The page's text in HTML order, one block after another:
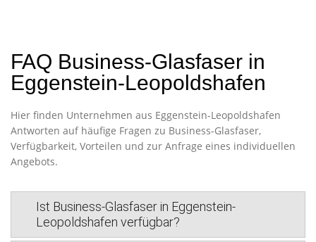
FAQ Business-Glasfaser in
Eggenstein-Leopoldshafen
Hier finden Unternehmen aus Eggenstein-Leopoldshafen
Antworten auf häufige Fragen zu Business-Glasfaser,
Verfügbarkeit, Vorteilen und zur Anfrage eines individuellen
Angebots.
Ist Business-Glasfaser in Eggenstein-
Leopoldshafen verfügbar?